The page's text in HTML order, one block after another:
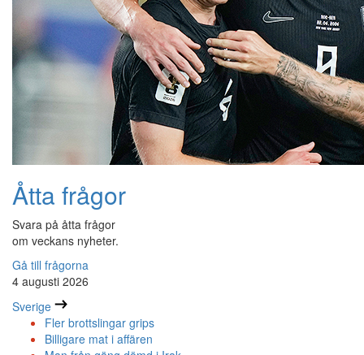
Åtta frågor
Svara på åtta frågor
om veckans nyheter.
Gå till frågorna
4 augusti 2026
Sverige
Fler brottslingar grips
Billigare mat i affären